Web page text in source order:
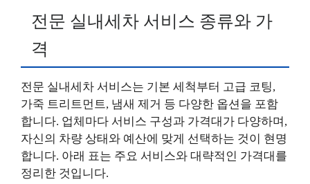
전문 실내세차 서비스 종류와 가
격
전문 실내세차 서비스는 기본 세척부터 고급 코팅,
가죽 트리트먼트, 냄새 제거 등 다양한 옵션을 포함
합니다. 업체마다 서비스 구성과 가격대가 다양하며,
자신의 차량 상태와 예산에 맞게 선택하는 것이 현명
합니다. 아래 표는 주요 서비스와 대략적인 가격대를
정리한 것입니다.